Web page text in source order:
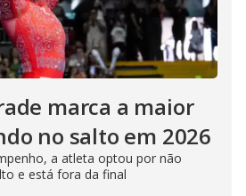
marca a maior
no salto em 2026
a atleta optou por não
e está fora da final